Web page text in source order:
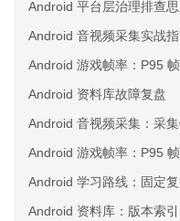
Android 平台层治理排查
Android 音视频采集实战
Android 游戏帧率：P95
Android 资料库故障复盘
Android 音视频采集：采
Android 游戏帧率：P95
Android 学习路线：固定
Android 资料库：版本索